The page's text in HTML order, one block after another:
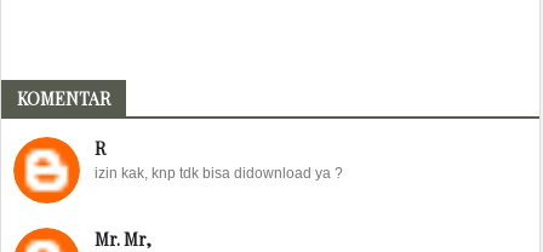
KOMENTAR
R
izin kak, knp tdk bisa didownload ya ?
Mr. Mr,